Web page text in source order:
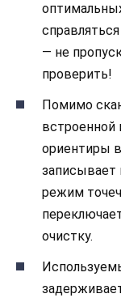
— не
проверить!
Помимо
встроенной
ориентиры
записывает
режим
очистку.